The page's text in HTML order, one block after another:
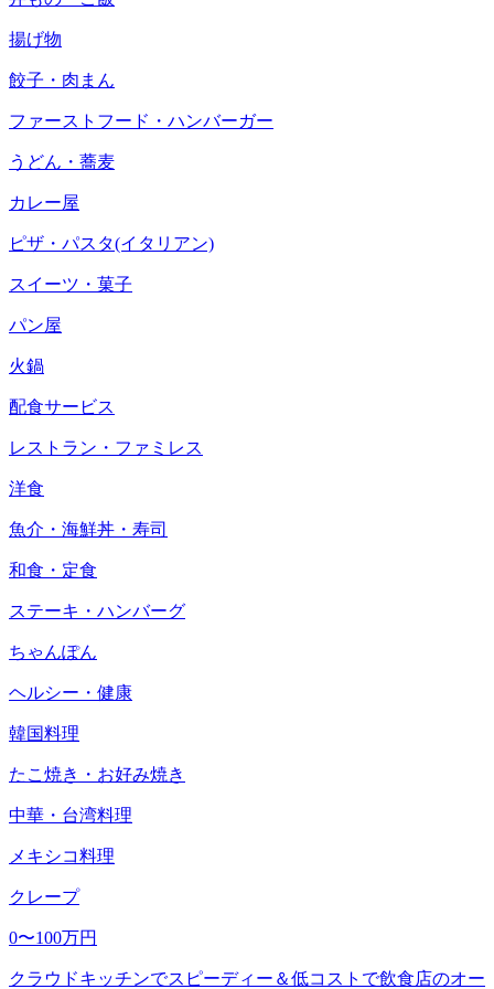
揚げ物
餃子・肉まん
ファーストフード・ハンバーガー
うどん・蕎麦
カレー屋
ピザ・パスタ(イタリアン)
スイーツ・菓子
パン屋
火鍋
配食サービス
レストラン・ファミレス
洋食
魚介・海鮮丼・寿司
和食・定食
ステーキ・ハンバーグ
ちゃんぽん
ヘルシー・健康
韓国料理
たこ焼き・お好み焼き
中華・台湾料理
メキシコ料理
クレープ
0〜100万円
クラウドキッチンでスピーディー＆低コストで飲食店のオー